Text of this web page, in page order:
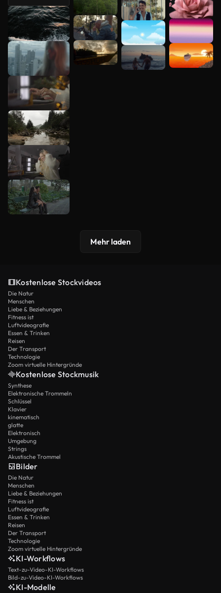
Mehr laden
Kostenlose Stockvideos
Die Natur
Menschen
Liebe & Beziehungen
Fitness ist
Luftvideografie
Essen & Trinken
Reisen
Der Transport
Technologie
Zoom virtuelle Hintergründe
Kostenlose Stockmusik
Synthese
Elektronische Trommeln
Schlüssel
Klavier
kinematisch
glatte
Elektronisch
Umgebung
Strings
Akustische Trommel
Bilder
Die Natur
Menschen
Liebe & Beziehungen
Fitness ist
Luftvideografie
Essen & Trinken
Reisen
Der Transport
Technologie
Zoom virtuelle Hintergründe
KI-Workflows
Text-zu-Video-KI-Workflows
Bild-zu-Video-KI-Workflows
KI-Modelle